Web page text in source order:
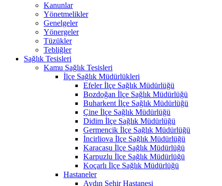
Kanunlar
Yönetmelikler
Genelgeler
Yönergeler
Tüzükler
Tebliğler
Sağlık Tesisleri
Kamu Sağlık Tesisleri
İlçe Sağlık Müdürlükleri
Efeler İlçe Sağlık Müdürlüğü
Bozdoğan İlçe Sağlık Müdürlüğü
Buharkent İlçe Sağlık Müdürlüğü
Çine İlçe Sağlık Müdürlüğü
Didim İlçe Sağlık Müdürlüğü
Germencik İlçe Sağlık Müdürlüğü
İncirliova İlçe Sağlık Müdürlüğü
Karacasu İlçe Sağlık Müdürlüğü
Karpuzlu İlçe Sağlık Müdürlüğü
Koçarlı İlçe Sağlık Müdürlüğü
Hastaneler
Aydın Şehir Hastanesi